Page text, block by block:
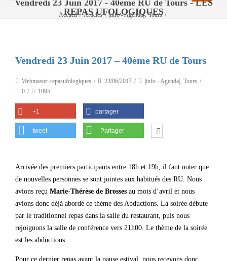
Vendredi 23 Juin 2017 - 40ème RU de Tours - LES
REPAS UFOLOGIQUES
Accueil / Articles / |info - Agenda|,Tours /
Vendredi 23 Juin 2017 – 40ème RU de Tours
Webmaster-repasufologiques 23/06/2017 |info - Agenda| , Tours
0
1095
+1 partager
tweet Partager
Arrivée des premiers participants entre 18h et 19h, il faut noter que
de nouvelles personnes se sont jointes aux habitués des RU. Nous
avions reçu Marie-Thérèse de Brosses au mois d’avril et nous
avions donc déjà abordé ce thème des Abductions. La soirée débute
par le traditionnel repas dans la salle du restaurant, puis nous
rejoignons la salle de conférence vers 21h00. Le thème de la soirée
est les abductions.
Pour ce dernier repas avant la pause estival, nous recevons donc